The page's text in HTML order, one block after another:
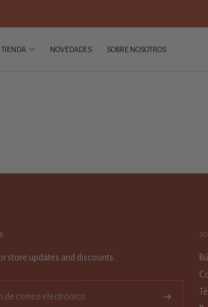
TIENDA NOVEDADES SOBRE NOSOTROS
store updates and discounts.
Suscríbase